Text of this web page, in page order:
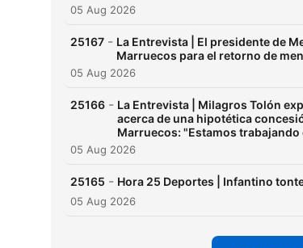
05 Aug 2026
25167 - La Entrevista | El presidente de
Marruecos para el retorno de
05 Aug 2026
25166 - La Entrevista | Milagros Tolón
acerca de una hipotética
Marruecos: "Estamos trabajando
05 Aug 2026
25165 - Hora 25 Deportes | Infantino
05 Aug 2026